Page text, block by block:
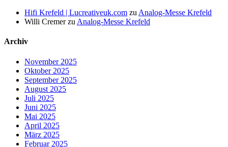
Hifi Krefeld | Lucreativeuk.com zu Analog-Messe Krefeld
Willi Cremerzu Analog-Messe Krefeld
Archiv
November 2025
Oktober 2025
September 2025
August 2025
Juli 2025
Juni 2025
Mai 2025
April 2025
März 2025
Februar 2025